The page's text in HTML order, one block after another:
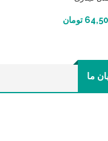
تومان
ما